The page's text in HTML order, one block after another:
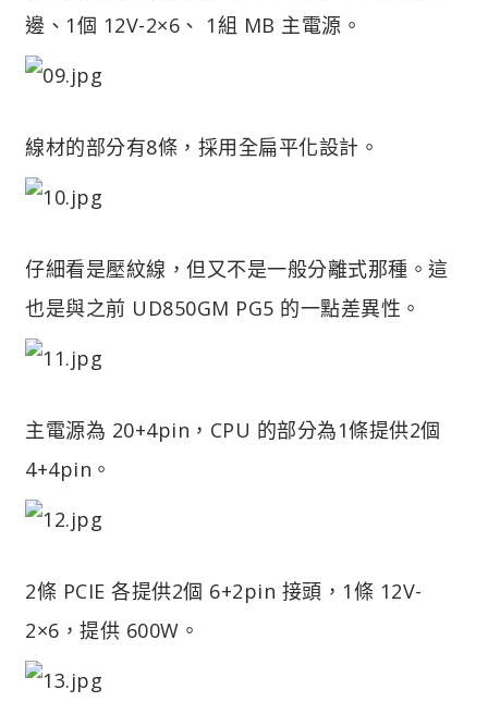
邊、1個 12V-2×6、 1組 MB 主電源。
線材的部分有8條，採用全扁平化設計。
仔細看是壓紋線，但又不是一般分離式那種。這
也是與之前 UD850GM PG5 的一點差異性。
主電源為 20+4pin，CPU 的部分為1條提供2個
4+4pin。
2條 PCIE 各提供2個 6+2pin 接頭，1條 12V-
2×6，提供 600W。